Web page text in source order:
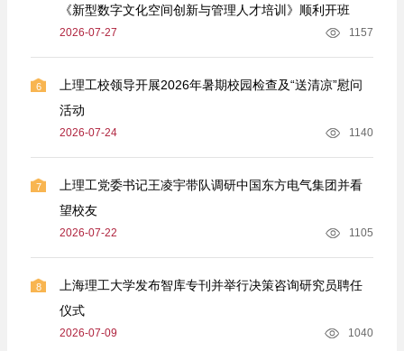
《新型数字文化空间创新与管理人才培训》顺利开班
2026-07-27 1157
6
上理工校领导开展2026年暑期校园检查及“送清凉”慰问
活动
2026-07-24 1140
7
上理工党委书记王凌宇带队调研中国东方电气集团并看
望校友
2026-07-22 1105
8
上海理工大学发布智库专刊并举行决策咨询研究员聘任
仪式
2026-07-09 1040